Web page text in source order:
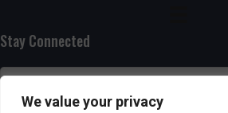
We value your privacy
Stay Connected